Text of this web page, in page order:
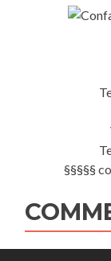
§§§§§